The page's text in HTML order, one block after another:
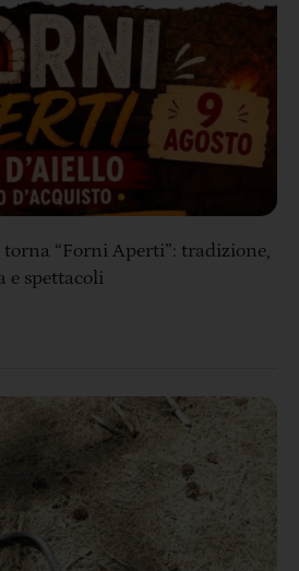
torna “Forni Aperti”: tradizione,
e spettacoli